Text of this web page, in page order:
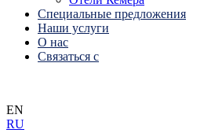
Специальные предложения
Наши услуги
О нас
Связаться с
EN
RU